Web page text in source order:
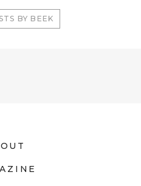
BY BEEK